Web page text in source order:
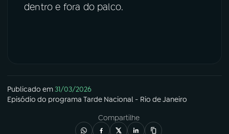
dentro e fora do palco.
Publicado em31/03/2026
Episódio do programa Tarde Nacional - Rio de Janeiro
Compartilhe